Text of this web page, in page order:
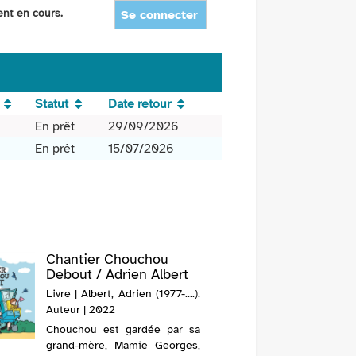
en cours. Se connecter
Statut
Date retour
En prêt
29/09/2026
En prêt 15/07/2026
Chantier Chouchou
Debout / Adrien Albert
Livre | Albert, Adrien (1977-....).
Auteur | 2022
Chouchou est gardée par sa
grand-mère, Mamie Georges,